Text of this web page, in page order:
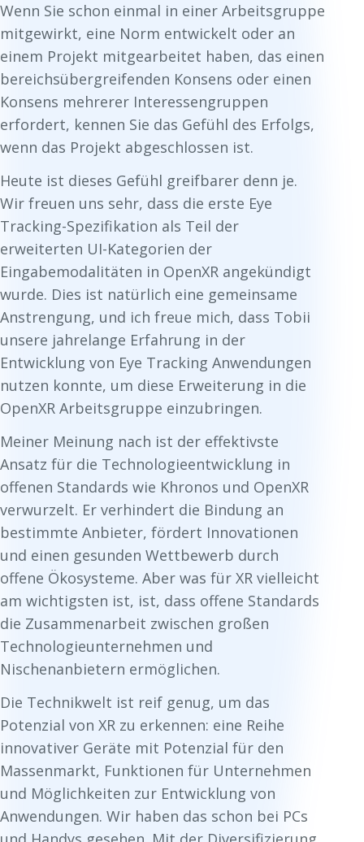
Wenn Sie schon einmal in einer Arbeitsgruppe
mitgewirkt, eine Norm entwickelt oder an
einem Projekt mitgearbeitet haben, das einen
bereichsübergreifenden Konsens oder einen
Konsens mehrerer Interessengruppen
erfordert, kennen Sie das Gefühl des Erfolgs,
wenn das Projekt abgeschlossen ist.
Heute ist dieses Gefühl greifbarer denn je.
Wir freuen uns sehr, dass die erste Eye
Tracking-Spezifikation als Teil der
erweiterten UI-Kategorien der
Eingabemodalitäten in OpenXR angekündigt
wurde. Dies ist natürlich eine gemeinsame
Anstrengung, und ich freue mich, dass Tobii
unsere jahrelange Erfahrung in der
Entwicklung von Eye Tracking Anwendungen
nutzen konnte, um diese Erweiterung in die
OpenXR Arbeitsgruppe einzubringen.
Meiner Meinung nach ist der effektivste
Ansatz für die Technologieentwicklung in
offenen Standards wie Khronos und OpenXR
verwurzelt. Er verhindert die Bindung an
bestimmte Anbieter, fördert Innovationen
und einen gesunden Wettbewerb durch
offene Ökosysteme. Aber was für XR vielleicht
am wichtigsten ist, ist, dass offene Standards
die Zusammenarbeit zwischen großen
Technologieunternehmen und
Nischenanbietern ermöglichen.
Die Technikwelt ist reif genug, um das
Potenzial von XR zu erkennen: eine Reihe
innovativer Geräte mit Potenzial für den
Massenmarkt, Funktionen für Unternehmen
und Möglichkeiten zur Entwicklung von
Anwendungen. Wir haben das schon bei PCs